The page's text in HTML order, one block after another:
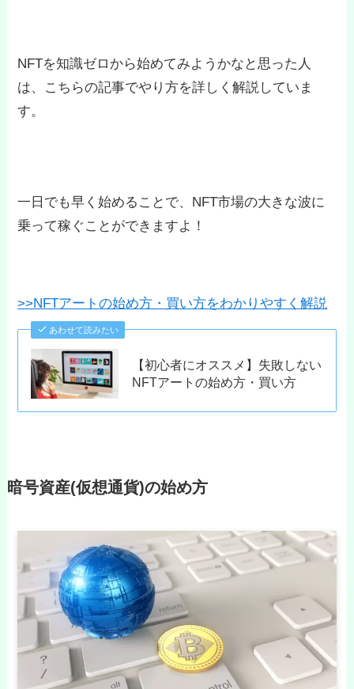
NFTを知識ゼロから始めてみようかなと思った人
は、こちらの記事でやり方を詳しく解説していま
す。
一日でも早く始めることで、NFT市場の大きな波に
乗って稼ぐことができますよ！
>>NFTアートの始め方・買い方をわかりやすく解説
あわせて読みたい
【初心者にオススメ】失敗しない
NFTアートの始め方・買い方
暗号資産(仮想通貨)の始め方